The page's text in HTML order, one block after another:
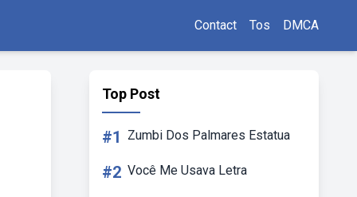
Contact Tos DMCA
Top Post
#1 Zumbi Dos Palmares Estatua
#2 Você Me Usava Letra